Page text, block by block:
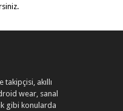
takipçisi, akıllı
wear, sanal
gibi konularda